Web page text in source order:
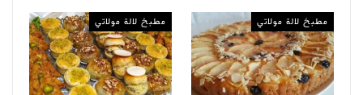
مطبخ لالة مولاتي مطبخ لالة مولاتي